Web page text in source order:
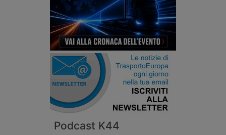
Podcast K44